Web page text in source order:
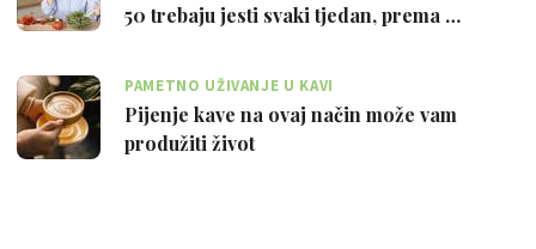
50 trebaju jesti svaki tjedan, prema …
PAMETNO UŽIVANJE U KAVI
Pijenje kave na ovaj način može vam
produžiti život